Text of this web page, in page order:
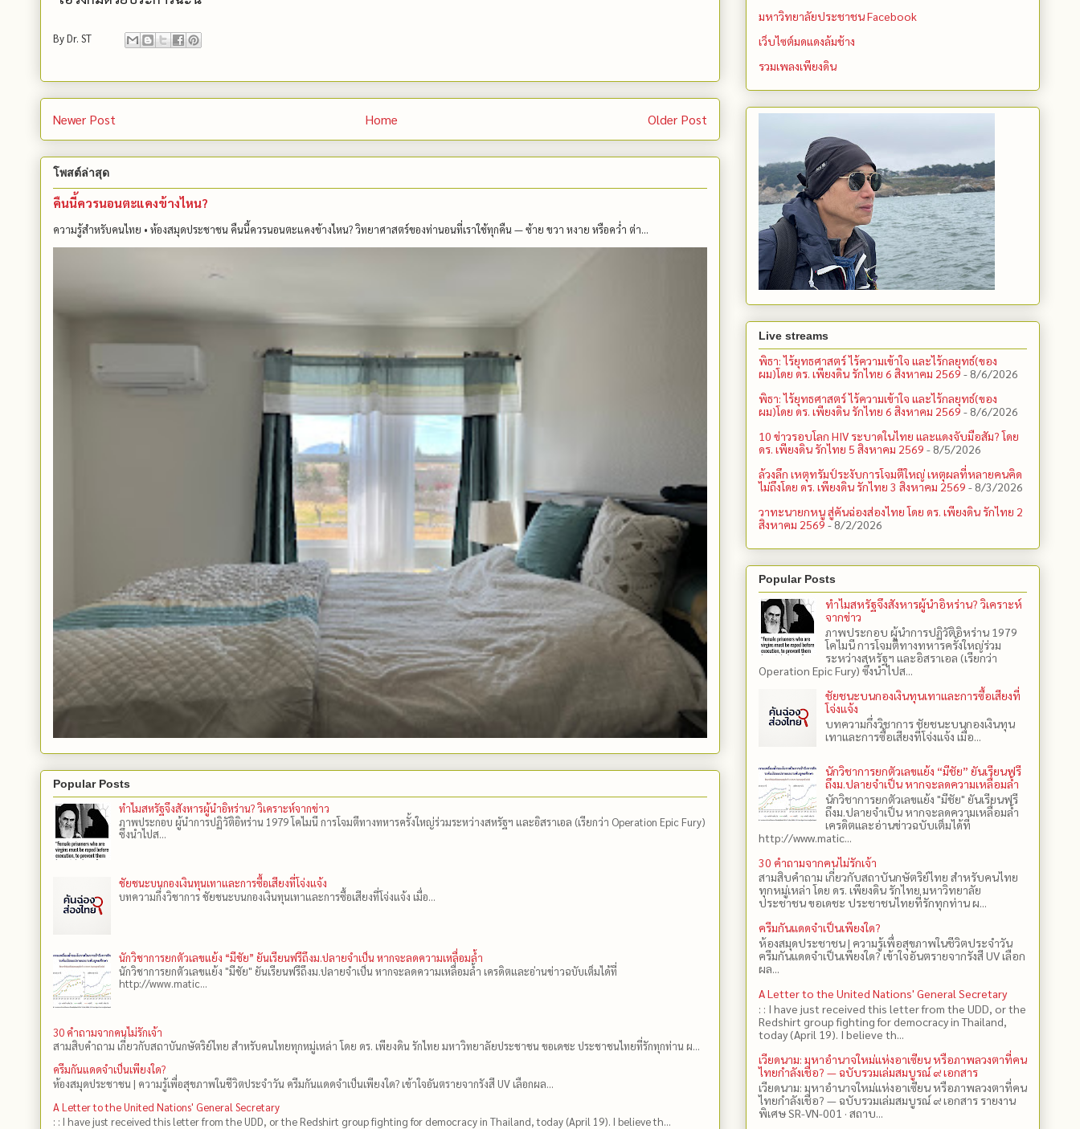
ByDr. ST
Newer Post Older Post
Home
โพสต์ล่าสุด
คืนนี้ควรนอนตะแคงข้างไหน?
ความรู้สำหรับคนไทย • ห้องสมุดประชาชน คืนนี้ควรนอนตะแคงข้างไหน? วิทยาศาสตร์ของท่านอนที่เราใช้ทุกคืน — ซ้าย ขวา หงาย หรือคว่ำ ต่า...
Popular Posts
ทำไมสหรัฐจึงสังหารผู้นำอิหร่าน? วิเคราะห์จากข่าว
ภาพประกอบ ผู้นำการปฏิวัติอิหร่าน 1979 โคไมนี การโจมตีทางทหารครั้งใหญ่ร่วมระหว่างสหรัฐฯ และอิสราเอล (เรียกว่า Operation Epic Fury)
ซึ่งนำไปส...
ชัยชนะบนกองเงินทุนเทาและการซื้อเสียงที่โจ่งแจ้ง
บทความกึ่งวิชาการ ชัยชนะบนกองเงินทุนเทาและการซื้อเสียงที่โจ่งแจ้ง เมื่อ...
นักวิชาการยกตัวเลขแย้ง “มีชัย” ยันเรียนฟรีถึงม.ปลายจำเป็น หากจะลดความเหลื่อมล้ำ
นักวิชาการยกตัวเลขแย้ง "มีชัย" ยันเรียนฟรีถึงม.ปลายจำเป็น หากจะลดความเหลื่อมล้ำ เครดิตและอ่านข่าวฉบับเต็มได้ที่
http://www.matic...
30 คำถามจากคนไม่รักเจ้า
สามสิบคำถาม เกี่ยวกับสถาบันกษัตริย์ไทย สำหรับคนไทยทุกหมู่เหล่า โดย ดร.​ เพียงดิน รักไทย มหาวิทยาลัยประชาชน ขอเดชะ ประชาชนไทยที่รักทุกท่าน ผ...
ครีมกันแดดจำเป็นเพียงใด?
ห้องสมุดประชาชน | ความรู้เพื่อสุขภาพในชีวิตประจำวัน ครีมกันแดดจำเป็นเพียงใด? เข้าใจอันตรายจากรังสี UV เลือกผล...
A Letter to the United Nations' General Secretary
: : I have just received this letter from the UDD, or the Redshirt group fighting for democracy in Thailand, today (April 19). I believe th...
มหาวิทยาลัยประชาชน Facebook
เว็บไซต์มดแดงล้มช้าง
รวมเพลงเพียงดิน
Live streams
พิธา: ไร้ยุทธศาสตร์ ไร้ความเข้าใจ และไร้กลยุทธ์(ของ
ผม)โดย ดร. เพียงดิน รักไทย 6 สิงหาคม 2569 - 8/6/2026
พิธา: ไร้ยุทธศาสตร์ ไร้ความเข้าใจ และไร้กลยุทธ์(ของ
ผม)โดย ดร. เพียงดิน รักไทย 6 สิงหาคม 2569 - 8/6/2026
10 ข่าวรอบโลก HIV ระบาดในไทย และแดงจับมือสัม? โดย
ดร. เพียงดิน รักไทย 5 สิงหาคม 2569 - 8/5/2026
ล้วงลึก เหตุทรัมป์ระงับการโจมตีใหญ่ เหตุผลที่หลายคนคิด
ไม่ถึงโดย ดร. เพียงดิน รักไทย 3 สิงหาคม 2569 - 8/3/2026
วาทะนายกหนู สู่คันฉ่องส่องไทย โดย ดร. เพียงดิน รักไทย 2
สิงหาคม 2569 - 8/2/2026
Popular Posts
ทำไมสหรัฐจึงสังหารผู้นำอิหร่าน? วิเคราะห์
จากข่าว
ภาพประกอบ ผู้นำการปฏิวัติอิหร่าน 1979
โคไมนี การโจมตีทางทหารครั้งใหญ่ร่วม
ระหว่างสหรัฐฯ และอิสราเอล (เรียกว่า
Operation Epic Fury) ซึ่งนำไปส...
ชัยชนะบนกองเงินทุนเทาและการซื้อเสียงที่
โจ่งแจ้ง
บทความกึ่งวิชาการ ชัยชนะบนกองเงินทุน
เทาและการซื้อเสียงที่โจ่งแจ้ง เมื่อ...
นักวิชาการยกตัวเลขแย้ง “มีชัย” ยันเรียนฟรี
ถึงม.ปลายจำเป็น หากจะลดความเหลื่อมล้ำ
นักวิชาการยกตัวเลขแย้ง "มีชัย" ยันเรียนฟรี
ถึงม.ปลายจำเป็น หากจะลดความเหลื่อมล้ำ
เครดิตและอ่านข่าวฉบับเต็มได้ที่
http://www.matic...
30 คำถามจากคนไม่รักเจ้า
สามสิบคำถาม เกี่ยวกับสถาบันกษัตริย์ไทย สำหรับคนไทย
ทุกหมู่เหล่า โดย ดร.​ เพียงดิน รักไทย มหาวิทยาลัย
ประชาชน ขอเดชะ ประชาชนไทยที่รักทุกท่าน ผ...
ครีมกันแดดจำเป็นเพียงใด?
ห้องสมุดประชาชน | ความรู้เพื่อสุขภาพในชีวิตประจำวัน
ครีมกันแดดจำเป็นเพียงใด? เข้าใจอันตรายจากรังสี UV เลือก
ผล...
A Letter to the United Nations' General Secretary
: : I have just received this letter from the UDD, or the
Redshirt group fighting for democracy in Thailand,
today (April 19). I believe th...
เวียดนาม: มหาอำนาจใหม่แห่งอาเซียน หรือภาพลวงตาที่คน
ไทยกำลังเชื่อ? — ฉบับรวมเล่มสมบูรณ์ ๙ เอกสาร
เวียดนาม: มหาอำนาจใหม่แห่งอาเซียน หรือภาพลวงตาที่คน
ไทยกำลังเชื่อ? — ฉบับรวมเล่มสมบูรณ์ ๙ เอกสาร รายงาน
พิเศษ SR-VN-001 · สถาบ...